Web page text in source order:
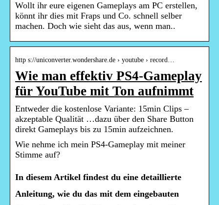
Wollt ihr eure eigenen Gameplays am PC erstellen,
könnt ihr dies mit Fraps und Co. schnell selber
machen. Doch wie sieht das aus, wenn man..
http s://uniconverter.wondershare.de › youtube › record…
Wie man effektiv PS4-Gameplay
für YouTube mit Ton aufnimmt
Entweder die kostenlose Variante: 15min Clips –
akzeptable Qualität …dazu über den Share Button
direkt Gameplays bis zu 15min aufzeichnen.
Wie nehme ich mein PS4-Gameplay mit meiner
Stimme auf?
In diesem Artikel findest du eine detaillierte
Anleitung, wie du das mit dem eingebauten